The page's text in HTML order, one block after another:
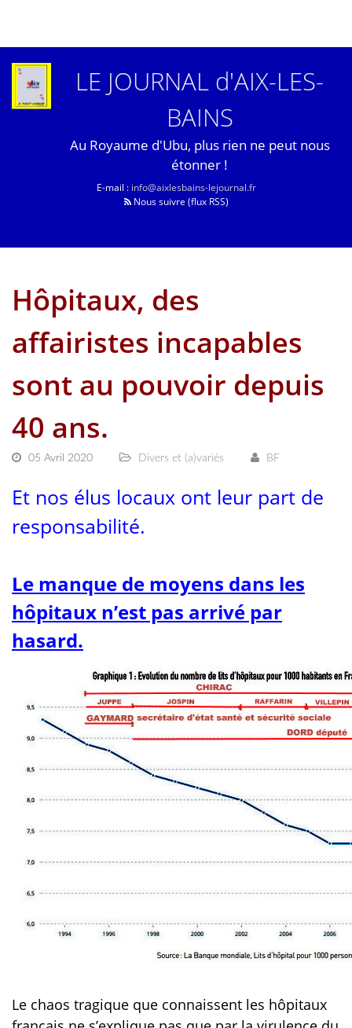
LE JOURNAL d'AIX-LES-
BAINS
Au Royaume d'Ubu, plus rien ne peut nous
étonner !
E-mail : info@aixlesbains-lejournal.fr
Nous suivre (flux RSS)
Hôpitaux, des
affairistes incapables
sont au pouvoir depuis
40 ans.
05 Avril 2020 Divers et (a)variés BF
Et nos élus locaux ont leur part de
responsabilité.
Le manque de moyens dans les
hôpitaux n’est pas arrivé par
hasard.
Le chaos tragique que connaissent les hôpitaux